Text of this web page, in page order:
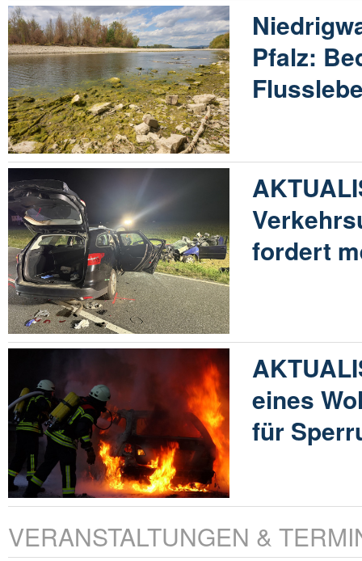
Pfalz:
fordert
eines
für
VERANSTALTUNGEN &